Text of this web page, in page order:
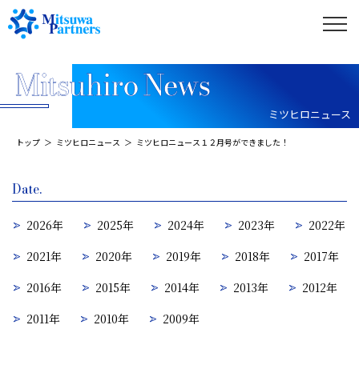
ミツヒロニュース
トップ ミツヒロニュース ミツヒロニュース１２月号ができました！
Date.
2026年 2025年 2024年 2023年
2022年
2021年
2020年 2019年 2018年
2017年
2016年
2015年 2014年 2013年
2012年
2011年
2010年 2009年